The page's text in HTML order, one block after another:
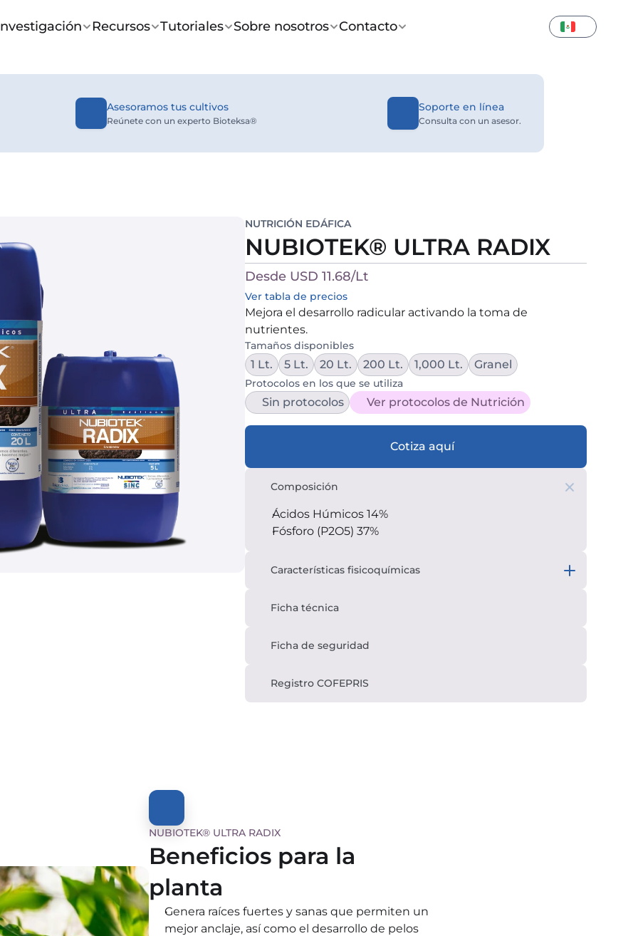
Recursos Tutoriales Sobre nosotros Contacto
Asesoramos tus cultivos
Reúnete con un experto Bioteksa®
Soporte en línea
Consulta con un asesor.
NUTRICIÓN EDÁFICA
NUBIOTEK® ULTRA RADIX
Desde USD 11.68/Lt
Ver tabla de precios
Mejora el desarrollo radicular activando la toma de
nutrientes.
Tamaños disponibles
1 Lt. 5 Lt. 20 Lt. 200 Lt. 1,000 Lt. Granel
Protocolos en los que se utiliza
Sin protocolos Ver protocolos de Nutrición
Cotiza aquí
Composición
Ácidos Húmicos 14%
Fósforo (P2O5) 37%
Características fisicoquímicas
Ficha técnica
Ficha de seguridad
Registro COFEPRIS
NUBIOTEK® ULTRA RADIX
Beneficios para la
planta
Genera raíces fuertes y sanas que permiten un
mejor anclaje, así como el desarrollo de pelos